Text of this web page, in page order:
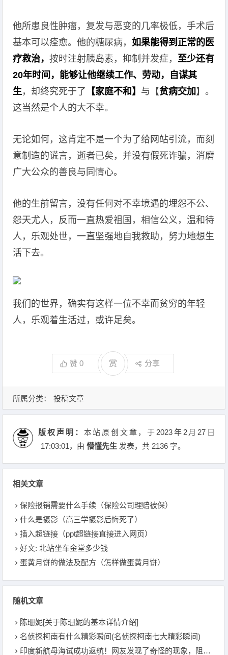
他所患良性肿瘤，复发与恶变的几率极低，手术后
基本可以痊愈。他的糖尿病，如果能得到正常的医
疗救治，按时注射胰岛素，抑制并发症， 至少还有
20年时间，能够让他继续工作、劳动，自谋其
生，却终究死于了 【家庭不和】 与【贫病交加 】。
这当然是个人的大不幸。
无论如何，这肯定不是一个为了给网站引流，而刻
意制造的谎言，逝者已矣，并没有假死诈骗，消磨
广大公众的善良与同情心。
他的生前留言，没有任何对不幸境遇的埋怨不公、
怨天尤人，反而一直热爱祖国，相信公义，温和待
人，乐观处世，一直坚强地自我救助，努力地想生
活下去。
我们的世界，确实有这样一位不幸而贫穷的年轻
人，乐观着生活过，或许足矣。
赞0 赏 分享
所属分类： 投稿文章
版权声明： 本站原创文章，于2023年2月27日
17:03:01，由懵懂先生 发表，共 2136 字。
相关文章
保险报销需要什么手续（保险公司理赔被保）
什么是摄影（高三学摄影后悔死了）
插入超链接（ppt超链接直接进入网页）
好文: 北站坐车金堂多少钱
蛋黄月饼的做法及配方（怎样做蛋黄月饼）
随机文章
陈珊妮[关于陈珊妮的基本详情介绍]
名侦探柯南有什么精彩瞬间(名侦探柯南七大精彩瞬间)
印度新航母海试成功返航！网友发现了奇怪的现象，阻止了系统或问题